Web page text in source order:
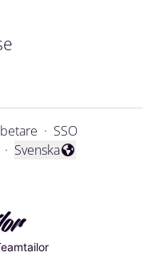
· SSO
· Byt språk
Svenska